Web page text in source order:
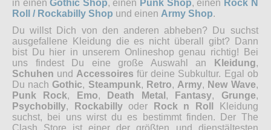
in einenGothic Shop, einen Punk Shop, einen Rock N
Roll / Rockabilly Shop und einen Army Shop.
Du willst Dich von den anderen abheben? Du suchst
ausgefallene Kleidung die es nicht überall gibt? Dann
bist Du hier in unserem Onlineshop genau richtig! Bei
uns findest Du eine große Auswahl an
Kleidung,
Schuhen und Accessoires für deine Subkultur. Egal ob
Du nach Gothic, Steampunk, Retro, Army, New Wave,
Punk Rock, Emo, Death Metal , Fantasy, Grunge,
Psychobilly, Rockabillyoder Rock n Roll
Kleidung
suchst, bei uns wirst du es bestimmt finden. Der The
Clash Store ist einer der größten und dienstältesten